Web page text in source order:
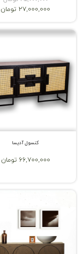
27,000,000 تومان
کنسول آدیسا
66,700,000 تومان